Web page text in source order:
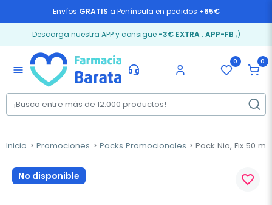
Envíos GRATIS a Península en pedidos +65€
Descarga nuestra APP y consigue -3€ EXTRA: APP-FB ;)
menu
0 0
Inicio Promociones Packs Promocionales Pack Nia, Fix 50 ml
No disponible favorite_border